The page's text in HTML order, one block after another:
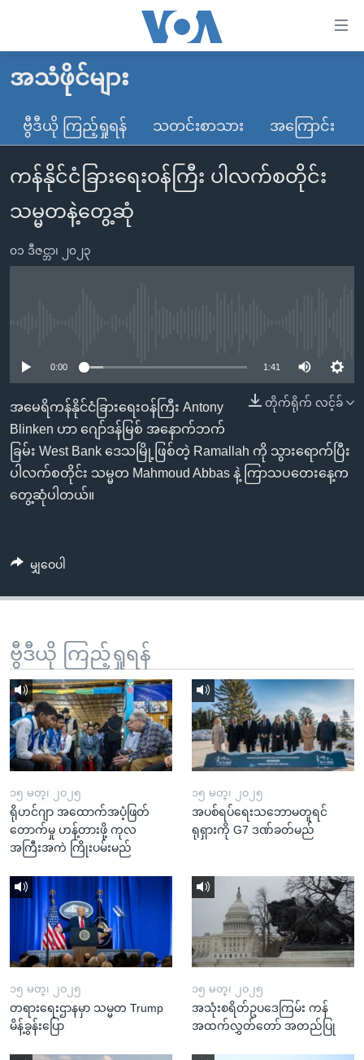
လွယ်ကူ
သည့်
များ
ပင်မ
သို့
စာမျက်နှာ
သို့
ကျော်
ကြည့်
ရန်
နေရာ
မူလစာမျက်နှာ
မြန်မာ
ကမ္ဘာ့သတင်းများ
နိုင်ငံတကာ
အမေရိကန်
တရုတ်
အစ္စရေး-ပါလက်စတိုင်း
ဗွီဒီယို
သတင်းလွတ်လပ်ခွင့်
ရပ်ဝန်းတခု လမ်းတခု အလွန်
အင်္ဂလိပ်စာလေ့လာမယ်
ဗွီအိုအေ လူမှုကွန်ယက်များ
အသံဖိုင်များ
ဗွီဒီယို ကြည့်ရှုရန် သတင်းစာသား အကြောင်း
ကန်နိုင်ငံခြားရေးဝန်ကြီး ပါလက်စတိုင်း
သမ္မတနဲ့တွေ့ဆုံ
၀၁ ဒီဇင္ဘာ၊ ၂၀၂၃
0:00 1:41
တိုက်ရိုက် လင့်ခ်
အမေရိကန်နိုင်ငံခြားရေးဝန်ကြီး Antony
Blinken ဟာ ဂျော်ဒန်မြစ် အနောက်ဘက်
ခြမ်း West Bank ဒေသမြို့ဖြစ်တဲ့ Ramallah ကို သွားရောက်ပြီး
ပါလက်စတိုင်း သမ္မတ Mahmoud Abbas နဲ့ ကြာသပတေးနေ့က
တွေ့ဆုံပါတယ်။
မျှဝေပါ
ဗွီဒီယို ကြည့်ရှုရန်
၁၅ မတ္၊ ၂၀၂၅
ရိုဟင်ဂျာ အထောက်အပံ့ဖြတ်
တောက်မှု ဟန့်တားဖို့ ကုလ
အကြီးအကဲ ကြိုးပမ်းမည်
၁၅ မတ္၊ ၂၀၂၅
အပစ်ရပ်ရေးသဘောမတူရင်
ရုရှားကို G7 ဒဏ်ခတ်မည်
၁၅ မတ္၊ ၂၀၂၅
တရားရေးဌာနမှာ သမ္မတ Trump
မိန့်ခွန်းပြော
၁၅ မတ္၊ ၂၀၂၅
အသုံးစရိတ်ဥပဒေကြမ်း ကန်
အထက်လွှတ်တော် အတည်ပြု